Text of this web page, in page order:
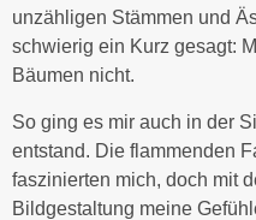
unzähligen Stämmen und
schwierig ein Kurz gesagt:
Bäumen nicht.
So ging es mir auch in der
entstand. Die flammenden
faszinierten mich, doch mit
Bildgestaltung meine